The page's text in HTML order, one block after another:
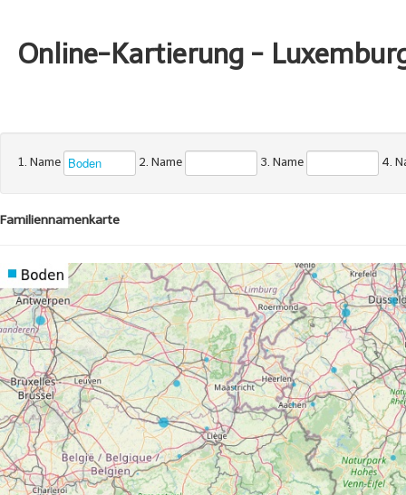
Online-Kartierung -
1. Name 2. Name 3. Name 4.
Familiennamenkarte